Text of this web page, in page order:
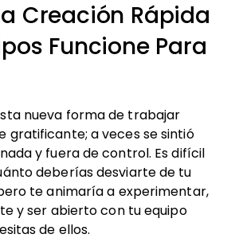
Creación Rápida
Funcione Para
nueva forma de trabajar
gratificante; a veces se sintió
y fuera de control. Es difícil
deberías desviarte de tu
te animaría a experimentar,
y ser abierto con tu equipo
de ellos.